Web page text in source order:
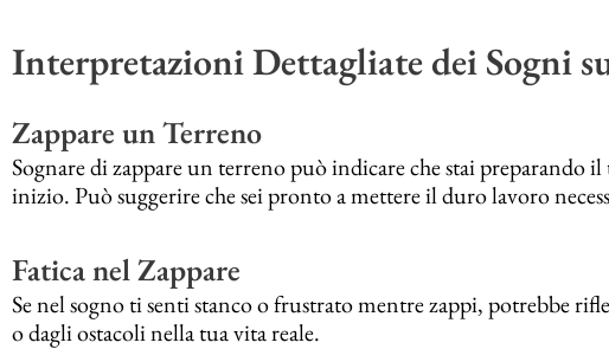
Interpretazioni Dettagliate dei Sogni
Zappare un Terreno
Sognare di zappare un terreno può indicare che stai
inizio. Può suggerire che sei pronto a mettere il duro lavoro
Fatica nel Zappare
Se nel sogno ti senti stanco o frustrato mentre zappi, potrebbe
o dagli ostacoli nella tua vita reale.